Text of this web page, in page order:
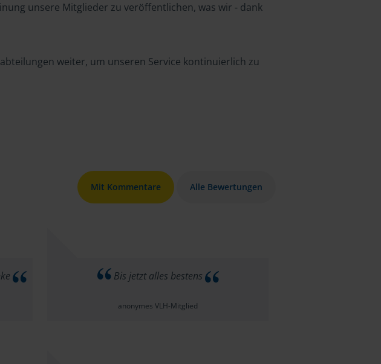
unsere Mitglieder zu veröffentlichen, was wir - dank
weiter, um unseren Service kontinuierlich zu
Mit Kommentare Alle Bewertungen
Bis jetzt alles bestens
anonymes VLH-Mitglied